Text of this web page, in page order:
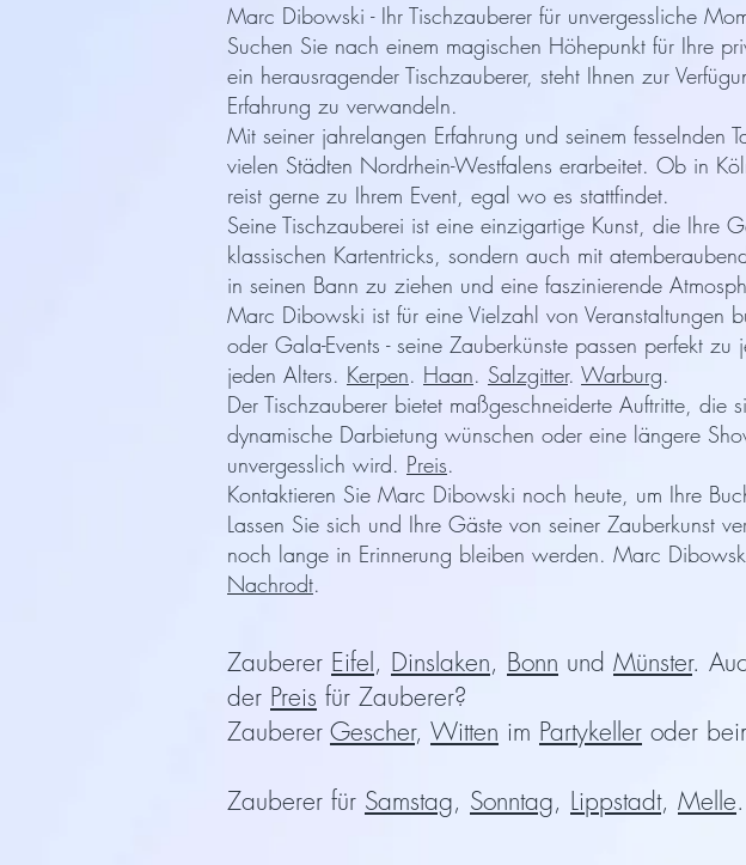
Marc Dibowski - Ihr Tischzauberer für unvergessliche
Suchen Sie nach einem magischen Höhepunkt für Ihre
ein herausragender Tischzauberer, steht Ihnen zur
Erfahrung zu verwandeln.
Mit seiner jahrelangen Erfahrung und seinem
vielen Städten Nordrhein-Westfalens erarbeitet. Ob in
reist gerne zu Ihrem Event, egal wo es stattfindet.
Seine Tischzauberei ist eine einzigartige Kunst, die Ihre
klassischen Kartentricks, sondern auch mit
in seinen Bann zu ziehen und eine faszinierende
Marc Dibowski ist für eine Vielzahl von Veranstaltungen
oder Gala-Events - seine Zauberkünste passen perfekt
jeden Alters. Kerpen. Haan. Salzgitter. Warburg.
Der Tischzauberer bietet maßgeschneiderte Auftritte,
dynamische Darbietung wünschen oder eine längere
unvergesslich wird. Preis.
Kontaktieren Sie Marc Dibowski noch heute, um Ihre
Lassen Sie sich und Ihre Gäste von seiner Zauberkunst
noch lange in Erinnerung bleiben werden. Marc
Nachrodt.
Zauberer Eifel , Dinslaken, Bonn und Münster.
der Preis für Zauberer?
Zauberer Gescher, Witten im Partykeller oder
Zauberer für Samstag, Sonntag, Lippstadt, Melle.